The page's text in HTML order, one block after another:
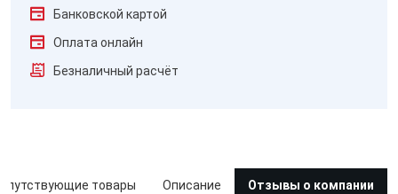
Банковской картой
Оплата онлайн
Безналичный расчёт
товары Описание Отзывы о компании